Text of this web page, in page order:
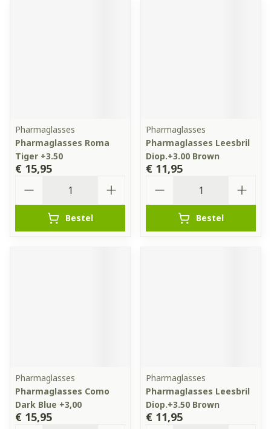
Pharmaglasses
Pharmaglasses Roma
Tiger +3.50
€ 15,95
Bestel
Pharmaglasses
Pharmaglasses Leesbril
Diop.+3.00 Brown
€ 11,95
Bestel
Pharmaglasses
Pharmaglasses Como
Dark Blue +3,00
€ 15,95
Pharmaglasses
Pharmaglasses Leesbril
Diop.+3.50 Brown
€ 11,95